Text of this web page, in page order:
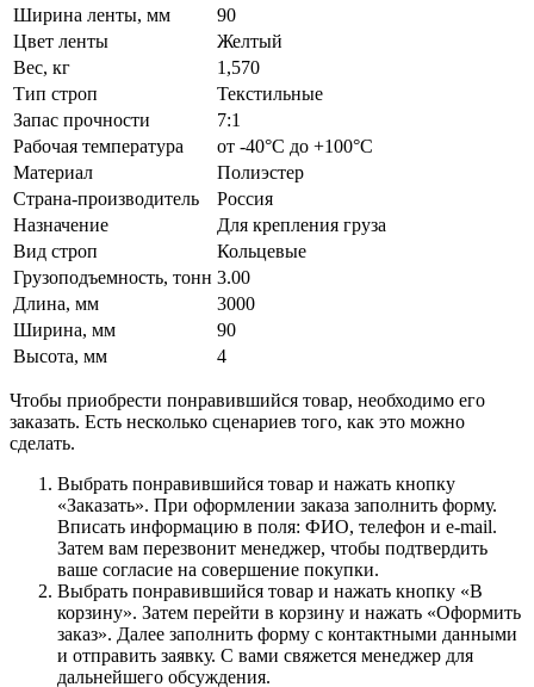
Ширина ленты, мм
90
Цвет ленты
Желтый
Вес, кг
1,570
Тип строп
Текстильные
Запас прочности
7:1
Рабочая температура
от -40°C до +100°C
Материал
Полиэстер
Страна-производитель
Россия
Назначение
Для крепления груза
Вид строп
Кольцевые
Грузоподъемность, тонн 3.00
Длина, мм
3000
Ширина, мм
90
Высота, мм
4
Чтобы приобрести понравившийся товар, необходимо его
заказать. Есть несколько сценариев того, как это можно
сделать.
Выбрать понравившийся товар и нажать кнопку
«Заказать». При оформлении заказа заполнить форму.
Вписать информацию в поля: ФИО, телефон и e-mail.
Затем вам перезвонит менеджер, чтобы подтвердить
ваше согласие на совершение покупки.
Выбрать понравившийся товар и нажать кнопку «В
корзину». Затем перейти в корзину и нажать «Оформить
заказ». Далее заполнить форму с контактными данными
и отправить заявку. С вами свяжется менеджер для
дальнейшего обсуждения.